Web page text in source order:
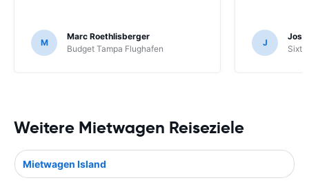
M
Marc Roethlisberger
Budget Tampa Flughafen
J
Sixt
Weitere Mietwagen Reiseziele
Mietwagen Island